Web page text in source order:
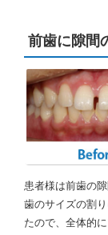
前歯に隙間
患者様は前歯の
歯のサイズの割
たので、全体的